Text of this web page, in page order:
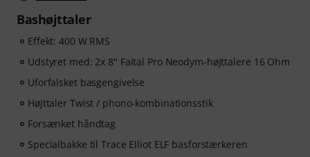
Bashøjttaler
Effekt: 400 W RMS
Udstyret med: 2x 8" Faital Pro Neodym-højttalere 16 Ohm
Uforfalsket basgengivelse
Højttaler Twist / phono-kombinationsstik
Forsænket håndtag
Specialbakke til Trace Elliot ELF basforstærkeren